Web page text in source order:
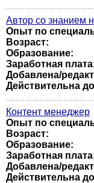
Автор со знанием
Опыт по
Возраст:
Образование:
Заработная
Добавлена/
Действительна
Контент менеджер
Опыт по
Возраст:
Образование:
Заработная
Добавлена/
Действительна